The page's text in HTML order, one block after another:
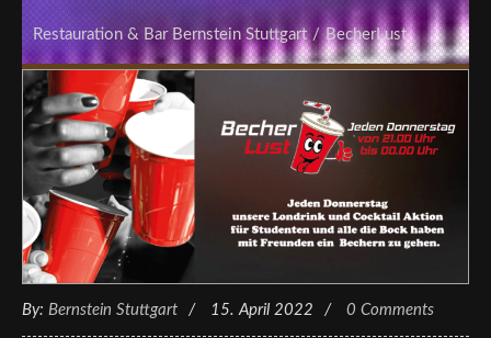
Restauration & Bar Bernstein Stuttgart / BecherLust
By: Bernstein Stuttgart 15. April 2022 0 Comments